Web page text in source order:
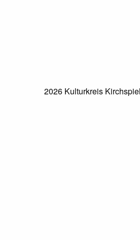
2026 Kulturkreis